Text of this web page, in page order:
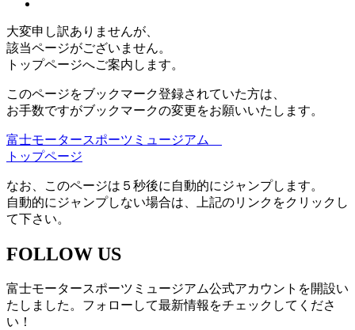
大変申し訳ありませんが、
該当ページがございません。
トップページへご案内します。
このページをブックマーク登録されていた方は、
お手数ですがブックマークの変更をお願いいたします。
富士モータースポーツミュージアム
トップページ
なお、このページは５秒後に自動的にジャンプします。
自動的にジャンプしない場合は、上記のリンクをクリックし
て下さい。
FOLLOW US
富士モータースポーツミュージアム公式アカウントを開設い
たしました。フォローして最新情報をチェックしてくださ
い！